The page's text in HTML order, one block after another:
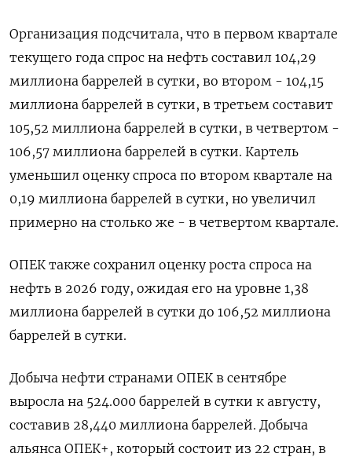
Организация подсчитала, что в первом квартале
текущего года спрос на нефть составил 104,29
миллиона баррелей в сутки, во втором - 104,15
миллиона баррелей в сутки, в третьем составит
105,52 миллиона баррелей в сутки, в четвертом -
106,57 миллиона баррелей в сутки. Картель
уменьшил оценку спроса по втором квартале на
0,19 миллиона баррелей в сутки, но увеличил
примерно на столько же - в четвертом квартале.
ОПЕК также сохранил оценку роста спроса на
нефть в 2026 году, ожидая его на уровне 1,38
миллиона баррелей в сутки до 106,52 миллиона
баррелей в сутки.
Добыча нефти странами ОПЕК в сентябре
выросла на 524.000 баррелей в сутки к августу,
составив 28,440 миллиона баррелей. Добыча
альянса ОПЕК+, который состоит из 22 стран, в